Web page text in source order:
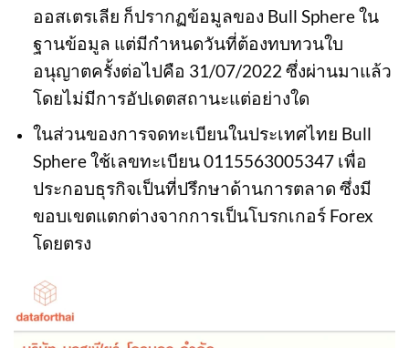
ออสเตรเลีย ก็ปรากฏข้อมูลของ Bull Sphere ใน
ฐานข้อมูล แต่มีกำหนดวันที่ต้องทบทวนใบ
อนุญาตครั้งต่อไปคือ 31/07/2022 ซึ่งผ่านมาแล้ว
โดยไม่มีการอัปเดตสถานะแต่อย่างใด
ในส่วนของการจดทะเบียนในประเทศไทย Bull
Sphere ใช้เลขทะเบียน 0115563005347 เพื่อ
ประกอบธุรกิจเป็นที่ปรึกษาด้านการตลาด ซึ่งมี
ขอบเขตแตกต่างจากการเป็นโบรกเกอร์ Forex
โดยตรง